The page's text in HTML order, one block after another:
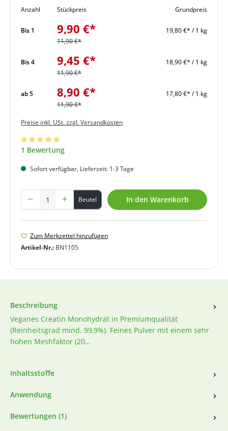
Anzahl Stückpreis Grundpreis
Bis 1 9,90 €*
11,90 €*
19,80 €* / 1 kg
Bis4 9,45 €*
11,90 €*
18,90 €* / 1 kg
ab5 8,90 €*
11,90 €*
17,80 €* / 1 kg
Preise inkl. USt. zzgl. Versandkosten
Durchschnittliche Bewertung von 5 von 5 Sternen
1 Bewertung
Sofort verfügbar, Lieferzeit: 1-3 Tage
Produkt Anzahl: Gib den gewünschten Wert ein oder benutze die
Beutel In den Warenkorb
Zum Merkzettel hinzufügen
Artikel-Nr.: BN1105
Beschreibung
Veganes Creatin Monohydrat in Premiumqualität
(Reinheitsgrad mind. 99,9%). Feines Pulver mit einem sehr
hohen Meshfaktor (20…
Inhaltsstoffe
Anwendung
Bewertungen (1)